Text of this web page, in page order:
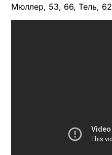
Мюллер, 53, 66, Тель, 62